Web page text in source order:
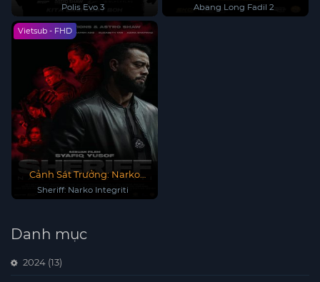
Polis Evo 3 Abang Long Fadil 2
Vietsub - FHD
Cảnh Sát Trưởng: Narko
Integriti
Sheriff: Narko Integriti
Danh mục
2024 (13)